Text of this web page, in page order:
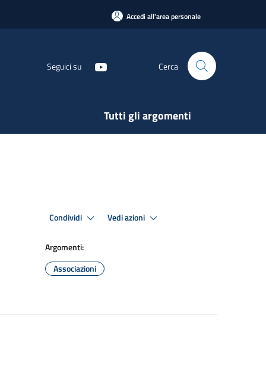
Accedi all'area personale
Seguici su Cerca
Tutti gli argomenti
Condividi Vedi azioni
Argomenti:
Associazioni